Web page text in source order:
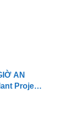
AN
Project